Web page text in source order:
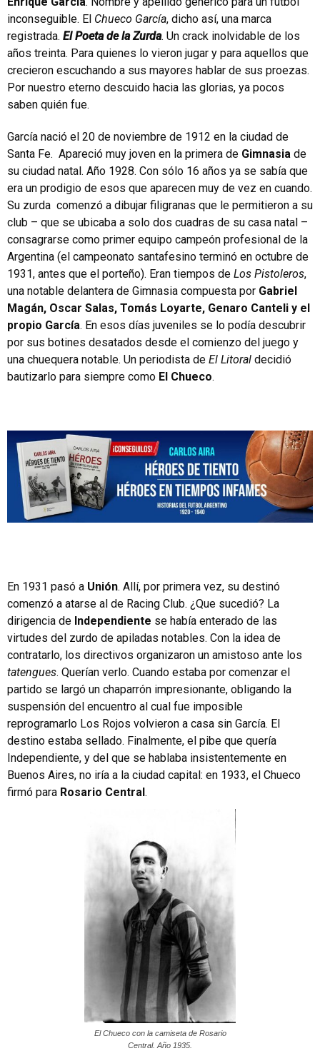
inconseguible. El Chueco García, dicho así, una marca
registrada. El Poeta de la Zurda. Un crack inolvidable de los
años treinta. Para quienes lo vieron jugar y para aquellos que
crecieron escuchando a sus mayores hablar de sus proezas.
Por nuestro eterno descuido hacia las glorias, ya pocos
saben quién fue.
García nació el 20 de noviembre de 1912 en la ciudad de
Santa Fe. Apareció muy joven en la primera de Gimnasia de
su ciudad natal. Año 1928. Con sólo 16 años ya se sabía que
era un prodigio de esos que aparecen muy de vez en cuando.
Su zurda comenzó a dibujar filigranas que le permitieron a su
club – que se ubicaba a solo dos cuadras de su casa natal –
consagrarse como primer equipo campeón profesional de la
Argentina (el campeonato santafesino terminó en octubre de
1931, antes que el porteño). Eran tiempos de Los Pistoleros,
una notable delantera de Gimnasia compuesta por Gabriel
Magán, Oscar Salas, Tomás Loyarte, Genaro Canteli y el
propio García. En esos días juveniles se lo podía descubrir
por sus botines desatados desde el comienzo del juego y
una chuequera notable. Un periodista de El Litoral decidió
bautizarlo para siempre como El Chueco.
En 1931 pasó a Unión. Allí, por primera vez, su destinó
comenzó a atarse al de Racing Club. ¿Que sucedió? La
dirigencia de Independiente se había enterado de las
virtudes del zurdo de apiladas notables. Con la idea de
contratarlo, los directivos organizaron un amistoso ante los
tatengues. Querían verlo. Cuando estaba por comenzar el
partido se largó un chaparrón impresionante, obligando la
suspensión del encuentro al cual fue imposible
reprogramarlo Los Rojos volvieron a casa sin García. El
destino estaba sellado. Finalmente, el pibe que quería
Independiente, y del que se hablaba insistentemente en
Buenos Aires, no iría a la ciudad capital: en 1933, el Chueco
firmó para Rosario Central.
El Chueco con la camiseta de Rosario
Central. Año 1935.